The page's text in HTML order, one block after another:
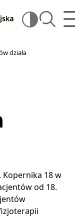
szukaj
działa
Kopernika 18 w
od 18.